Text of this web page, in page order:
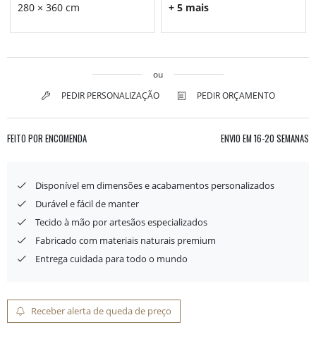
280 × 360 cm + 5 mais
ou
PEDIR PERSONALIZAÇÃO
PEDIR ORÇAMENTO
FEITO POR ENCOMENDA ENVIO EM 16-20 SEMANAS
Disponível em dimensões e acabamentos personalizados
Durável e fácil de manter
Tecido à mão por artesãos especializados
Fabricado com materiais naturais premium
Entrega cuidada para todo o mundo
Receber alerta de queda de preço